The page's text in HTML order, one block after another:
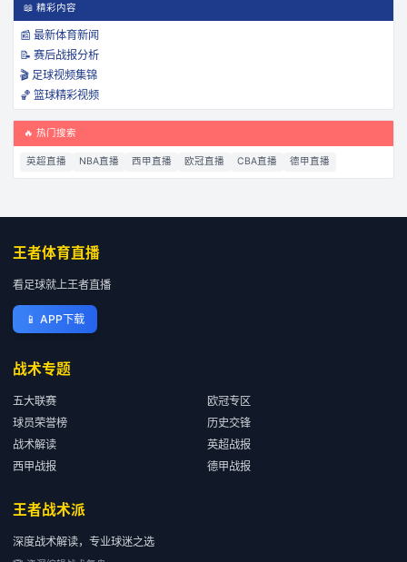
📖 精彩内容
📰 最新体育新闻
📝 赛后战报分析
🎬 足球视频集锦
🏀 篮球精彩视频
🔥 热门搜索
英超直播 NBA直播 西甲直播 欧冠直播 CBA直播 德甲直播
王者体育直播
看足球就上王者直播
📱 APP下载
战术专题
五大联赛
欧冠专区
球员荣誉榜
历史交锋
战术解读
英超战报
西甲战报
德甲战报
王者战术派
深度战术解读，专业球迷之选